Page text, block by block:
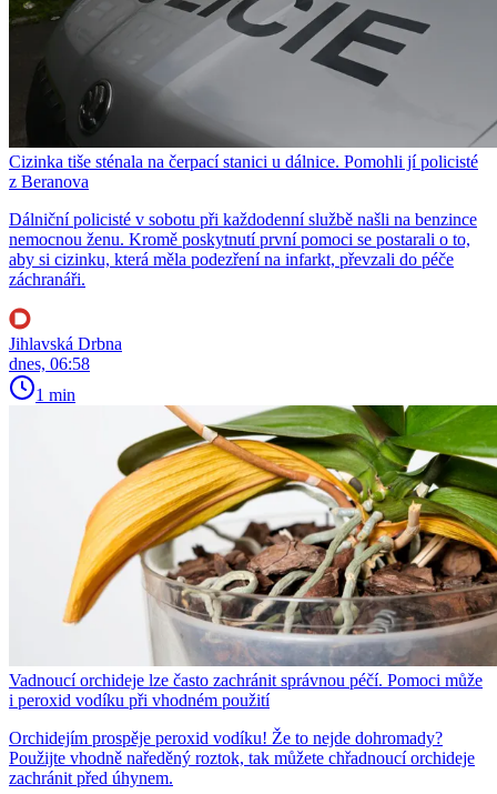
Cizinka tiše sténala na čerpací stanici u dálnice. Pomohli jí policisté
z Beranova
Dálniční policisté v sobotu při každodenní službě našli na benzince
nemocnou ženu. Kromě poskytnutí první pomoci se postarali o to,
aby si cizinku, která měla podezření na infarkt, převzali do péče
záchranáři.
Jihlavská Drbna
dnes, 06:58
1 min
Vadnoucí orchideje lze často zachránit správnou péčí. Pomoci může
i peroxid vodíku při vhodném použití
Orchidejím prospěje peroxid vodíku! Že to nejde dohromady?
Použijte vhodně naředěný roztok, tak můžete chřadnoucí orchideje
zachránit před úhynem.